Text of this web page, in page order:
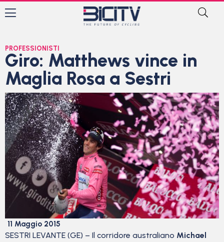
PROFESSIONISTI
Giro: Matthews vince in
Maglia Rosa a Sestri
11 Maggio 2015
SESTRI LEVANTE (GE) – Il corridore australiano Michael